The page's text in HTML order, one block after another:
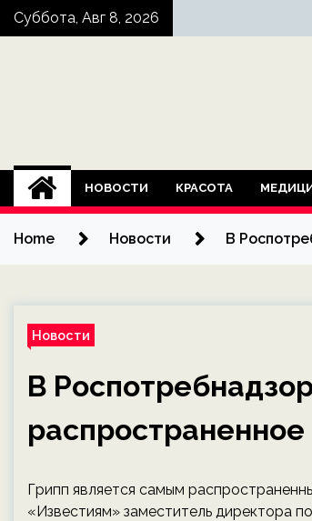
SkipСуббота, Авг 8, 2026
НОВОСТИ КРАСОТА
Home Новости В
Новости
В
Грипп является самым
«Известиям» заместитель директора